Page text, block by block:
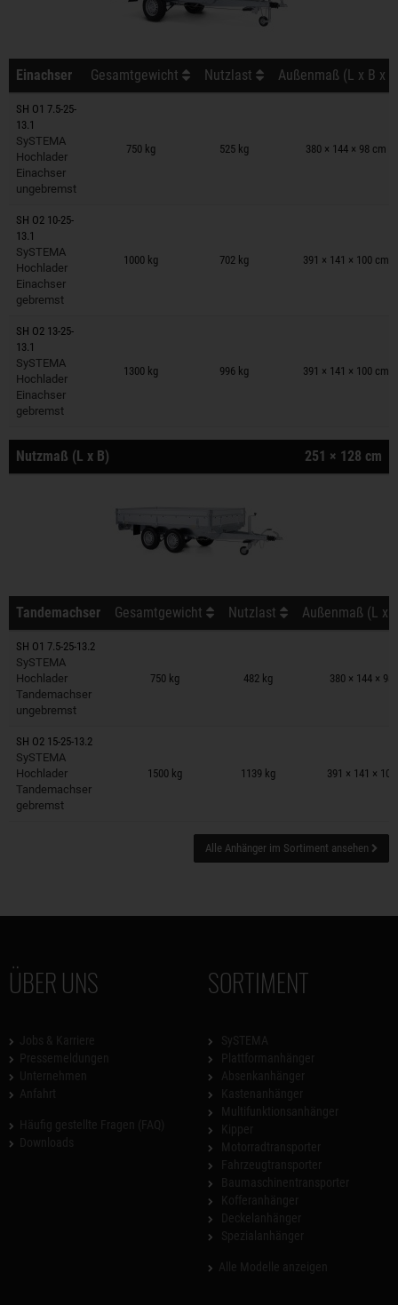
Einachser Gesamtgewicht Nutzlast Außenmaß (L x B x
SH O1 7.5-25-
13.1
SySTEMA
Hochlader
Einachser
ungebremst
750 kg 525 kg 380 × 144 × 98 cm
Anhänger auf Merkzettel
SH O2 10-25-
13.1
SySTEMA
Hochlader
Einachser
gebremst
1000 kg 702 kg 391 × 141 × 100 cm
Anhänger auf Merkzettel
SH O2 13-25-
13.1
SySTEMA
Hochlader
Einachser
gebremst
1300 kg 996 kg 391 × 141 × 100 cm
Anhänger auf Merkzettel
Nutzmaß (L x B) 251 × 128 cm
Tandemachser Gesamtgewicht Nutzlast Außenmaß (L x
SH O1 7.5-25-13.2
SySTEMA
Hochlader
Tandemachser
ungebremst
750 kg 482 kg 380 × 144 × 98
Anhänger auf Merkzettel
SH O2 15-25-13.2
SySTEMA
Hochlader
Tandemachser
gebremst
1500 kg 1139 kg 391 × 141 ×
Anhänger auf Merkzettel
Alle Anhänger im Sortiment ansehen
ÜBER UNS SORTIMENT